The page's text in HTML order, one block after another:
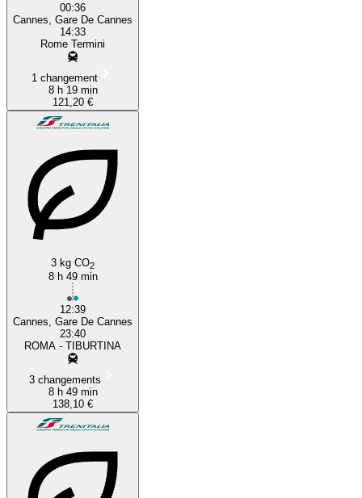
00:36
Cannes, Gare De Cannes
14:33
Rome Termini
1 changement
8 h 19 min
121,20 €
3 kg CO2
8 h 49 min
12:39
Cannes, Gare De Cannes
23:40
ROMA - TIBURTINA
3 changements
8 h 49 min
138,10 €